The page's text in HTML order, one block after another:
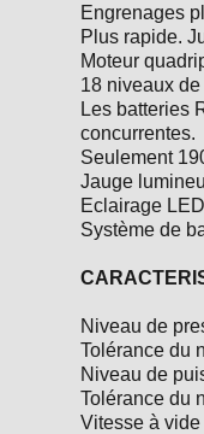
Engrenages
Plus rapide.
Moteur
18 niveaux
Les batteries
concurrentes.
Seulement
Jauge
Eclairage
Système de
Niveau de
Tolérance du
Niveau de
Tolérance du
Vitesse à vide